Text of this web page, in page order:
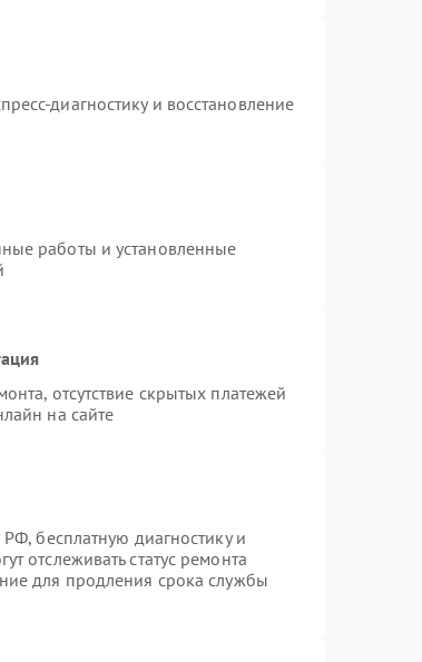
диагностику и восстановление
работы и установленные
отсутствие скрытых платежей
на сайте
бесплатную диагностику и
отслеживать статус ремонта
для продления срока службы